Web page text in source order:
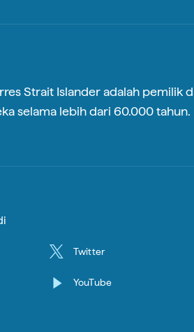
Strait Islander adalah pemilik
selama lebih dari 60.000 tahun.
Twitter
YouTube